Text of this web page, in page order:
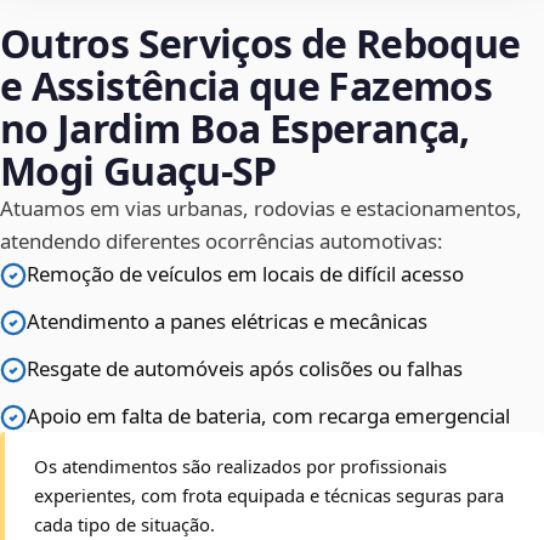
Outros Serviços de Reboque
e Assistência que Fazemos
no Jardim Boa Esperança,
Mogi Guaçu‑SP
Atuamos em vias urbanas, rodovias e estacionamentos,
atendendo diferentes ocorrências automotivas:
Remoção de veículos em locais de difícil acesso
Atendimento a panes elétricas e mecânicas
Resgate de automóveis após colisões ou falhas
Apoio em falta de bateria, com recarga emergencial
Os atendimentos são realizados por profissionais
experientes, com frota equipada e técnicas seguras para
cada tipo de situação.